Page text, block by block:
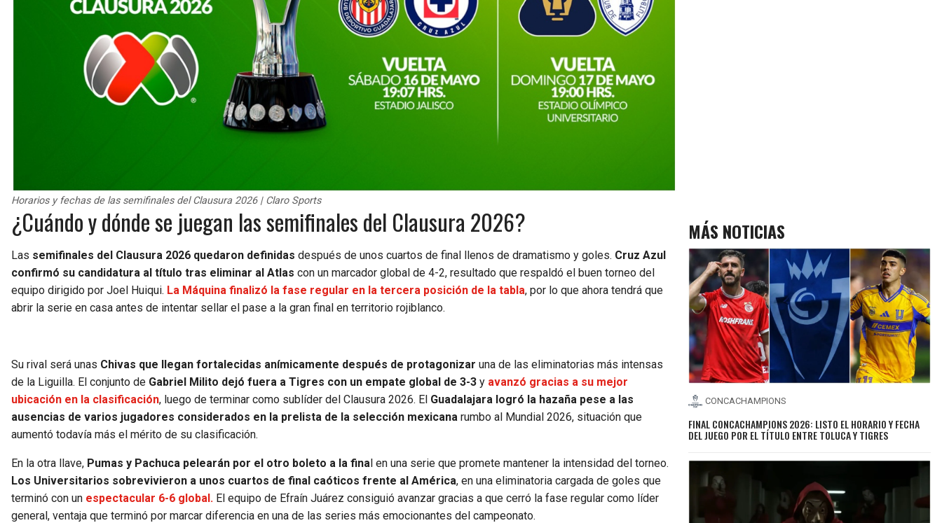
Horarios y fechas de las semifinales del Clausura 2026 | Claro Sports
¿Cuándo y dónde se juegan las semifinales del Clausura 2026?
Las semifinales del Clausura 2026 quedaron definidas después de unos cuartos de final llenos de dramatismo y goles. Cruz Azul
confirmó su candidatura al título tras eliminar al Atlas con un marcador global de 4-2, resultado que respaldó el buen torneo del
equipo dirigido por Joel Huiqui. La Máquina finalizó la fase regular en la tercera posición de la tabla, por lo que ahora tendrá que
abrir la serie en casa antes de intentar sellar el pase a la gran final en territorio rojiblanco.
Su rival será unas Chivas que llegan fortalecidas anímicamente después de protagonizar una de las eliminatorias más intensas
de la Liguilla. El conjunto de Gabriel Milito dejó fuera a Tigres con un empate global de 3-3 y avanzó gracias a su mejor
ubicación en la clasificación, luego de terminar como sublíder del Clausura 2026. El Guadalajara logró la hazaña pese a las
ausencias de varios jugadores considerados en la prelista de la selección mexicana rumbo al Mundial 2026, situación que
aumentó todavía más el mérito de su clasificación.
En la otra llave, Pumas y Pachuca pelearán por el otro boleto a la final en una serie que promete mantener la intensidad del torneo.
Los Universitarios sobrevivieron a unos cuartos de final caóticos frente al América, en una eliminatoria cargada de goles que
terminó con un espectacular 6-6 global. El equipo de Efraín Juárez consiguió avanzar gracias a que cerró la fase regular como líder
general, ventaja que terminó por marcar diferencia en una de las series más emocionantes del campeonato.
MÁS NOTICIAS
CONCACHAMPIONS
FINAL CONCACHAMPIONS 2026: LISTO EL HORARIO Y FECHA
DEL JUEGO POR EL TÍTULO ENTRE TOLUCA Y TIGRES